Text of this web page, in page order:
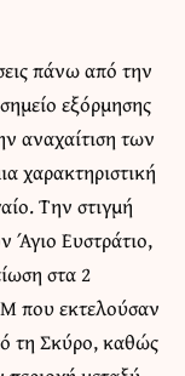
πάνω από την
εξόρμησης
αναχαίτιση των
χαρακτηριστική
Την στιγμή
Άγιο Ευστράτιο,
στα 2
που εκτελούσαν
τη Σκύρο, καθώς